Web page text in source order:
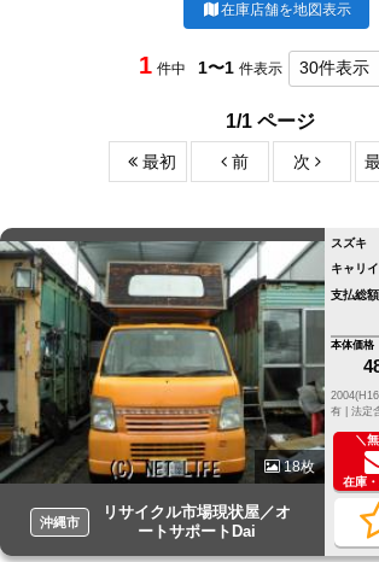
在庫店舗を地図表示
1 件中 1〜1 件表示
1/1 ページ
最初 前 次
18枚
沖縄市
リサイクル市場現状屋／オ
ートサポートDai
スズキ
キャリ
支払総額
本体価格
有 | 法定
＼
在庫